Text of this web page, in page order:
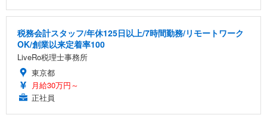
税務会計スタッフ/年休125日以上/7時間勤務/リモートワーク
OK/創業以来定着率100
LiveRo税理士事務所
東京都
月給30万円～
正社員